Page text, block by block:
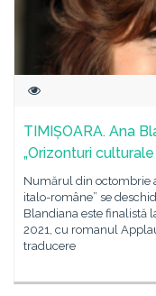
TIMIȘOARA. Ana
„Orizonturi
Numărul din octombrie
italo-române” se
Blandiana este finalistă
2021, cu romanul
traducere